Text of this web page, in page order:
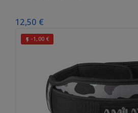
12,50 €
 -1,00 €